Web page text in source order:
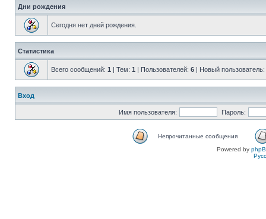
Дни рождения
Сегодня нет дней рождения.
Статистика
Всего сообщений: 1 | Тем: 1 | Пользователей: 6 | Новый пользователь:
Вход
Имя пользователя: Пароль:
Непрочитанные сообщения
Powered by